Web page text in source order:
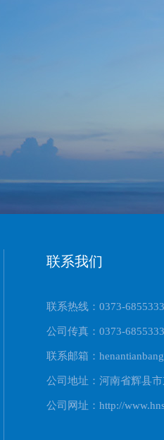
联系我们
联系热线：0373-
公司传真：0373-6855333
联系邮箱：
公司地址：河南省辉县
公司网址：http://